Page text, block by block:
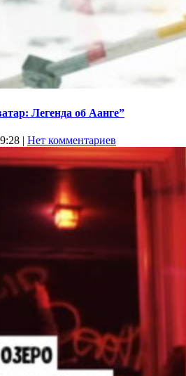
Легенда об Аанге”
| Нет комментариев